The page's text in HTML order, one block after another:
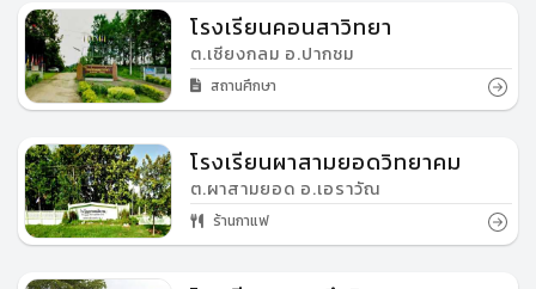
โรงเรียนคอนสาวิทยา
ต.เชียงกลม อ.ปากชม
สถานศึกษา
โรงเรียนผาสามยอดวิทยาคม
ต.ผาสามยอด อ.เอราวัณ
ร้านกาแฟ